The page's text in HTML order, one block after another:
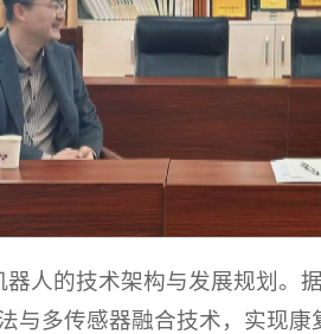
人的技术架构与发展规划。
与多传感器融合技术，实现